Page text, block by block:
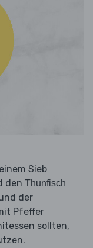
Sieb
den Thunfisch
der
Pfeffer
sollten,